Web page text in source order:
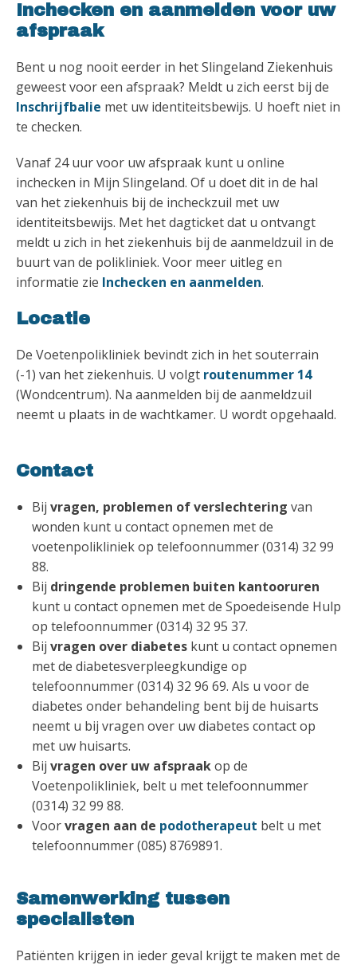
Inchecken en aanmelden voor uw
afspraak
Bent u nog nooit eerder in het Slingeland Ziekenhuis
geweest voor een afspraak? Meldt u zich eerst bij de
Inschrijfbalie met uw identiteitsbewijs. U hoeft niet in
te checken.
Vanaf 24 uur voor uw afspraak kunt u online
inchecken in Mijn Slingeland. Of u doet dit in de hal
van het ziekenhuis bij de incheckzuil met uw
identiteitsbewijs. Met het dagticket dat u ontvangt
meldt u zich in het ziekenhuis bij de aanmeldzuil in de
buurt van de polikliniek. Voor meer uitleg en
informatie zie Inchecken en aanmelden.
Locatie
De Voetenpolikliniek bevindt zich in het souterrain
(-1) van het ziekenhuis. U volgt routenummer 14
(Wondcentrum). Na aanmelden bij de aanmeldzuil
neemt u plaats in de wachtkamer. U wordt opgehaald.
Contact
Bij vragen, problemen of verslechtering van
wonden kunt u contact opnemen met de
voetenpolikliniek op telefoonnummer (0314) 32 99
88.
Bij dringende problemen buiten kantooruren
kunt u contact opnemen met de Spoedeisende Hulp
op telefoonnummer (0314) 32 95 37.
Bij vragen over diabetes kunt u contact opnemen
met de diabetesverpleegkundige op
telefoonnummer (0314) 32 96 69. Als u voor de
diabetes onder behandeling bent bij de huisarts
neemt u bij vragen over uw diabetes contact op
met uw huisarts.
Bij vragen over uw afspraakop de
Voetenpolikliniek, belt u met telefoonnummer
(0314) 32 99 88.
Voorvragen aan de podotherapeut belt u met
telefoonnummer (085) 8769891.
Samenwerking tussen
specialisten
Patiënten krijgen in ieder geval krijgt te maken met de